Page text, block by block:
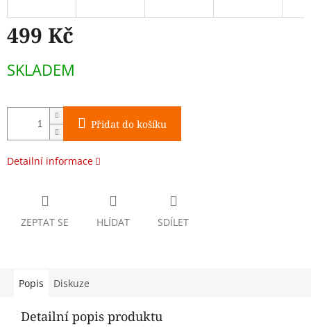
499 Kč
cena:
SKLADEM
Přidat do košíku
Detailní informace
ZEPTAT SE HLÍDAT SDÍLET
Popis Diskuze
Detailní popis produktu